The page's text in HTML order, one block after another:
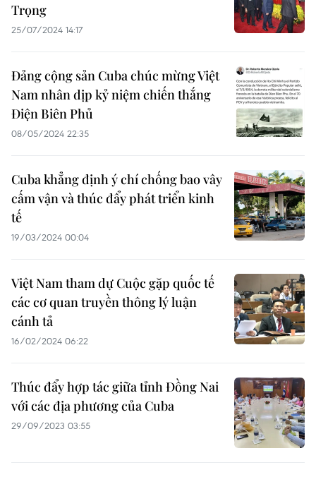
Trọng
25/07/2024 14:17
Đảng cộng sản Cuba chúc mừng Việt
Nam nhân dịp kỷ niệm chiến thắng
Điện Biên Phủ
08/05/2024 22:35
Cuba khẳng định ý chí chống bao vây
cấm vận và thúc đẩy phát triển kinh
tế
19/03/2024 00:04
Việt Nam tham dự Cuộc gặp quốc tế
các cơ quan truyền thông lý luận
cánh tả
16/02/2024 06:22
Thúc đẩy hợp tác giữa tỉnh Đồng Nai
với các địa phương của Cuba
29/09/2023 03:55